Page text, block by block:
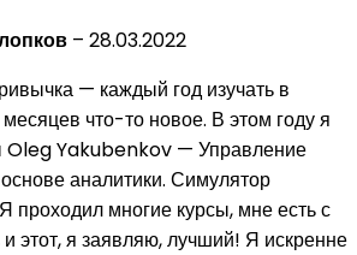
– 28.03.2022
— каждый год изучать в
что-то новое. В этом году я
Oleg Yakubenkov — Управление
аналитики. Симулятор
многие курсы, мне есть с
и этот, я заявляю, лучший! Я искренне